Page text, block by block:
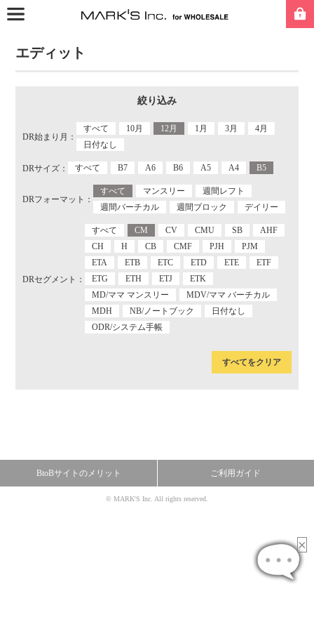
エディット
絞り込み
DR始まり月：
すべて 10月 12月 1月 3月
4月
日付なし
DRサイズ： すべて B7 A6 B6 A5 A4 B5
DRフォーマット：
すべて マンスリー
週間レフト
週間バーチカル
週間ブロック デイリー
DRセグメント：
すべて CM CV CMU SB
AHF
CH
H CB CMF PJH
PJM
ETA
ETB ETC ETD ETE
ETF
ETG
ETH ETJ
ETK
MD/ママ マンスリー
MDV/ママ バーチカル
MDH
NB/ノートブック
日付なし
ODR/システム手帳
すべてをクリア
BtoBサイトのメリット ご利用ガイド
© MARK'S Inc. All rights reserved.